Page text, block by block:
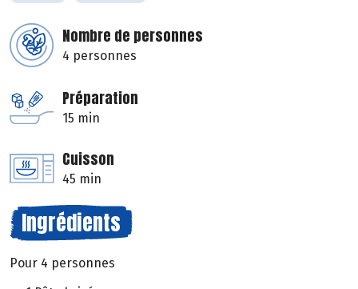
Nombre de personnes
4 personnes
Préparation
15 min
Cuisson
45 min
Ingrédients
Pour 4 personnes